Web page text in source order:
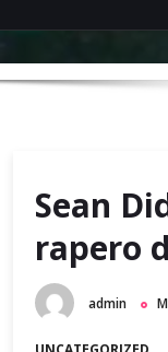
Sean
rapero
admin